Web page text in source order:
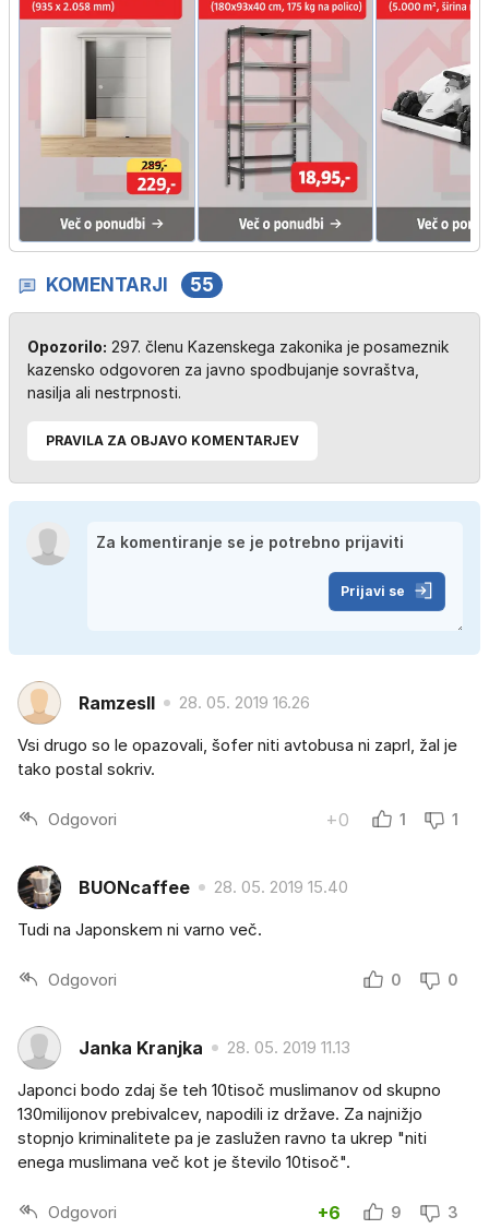
KOMENTARJI 55
Opozorilo: 297. členu Kazenskega zakonika je posameznik
kazensko odgovoren za javno spodbujanje sovraštva,
nasilja ali nestrpnosti.
PRAVILA ZA OBJAVO KOMENTARJEV
Prijavi se
RamzesII 28. 05. 2019 16.26
Vsi drugo so le opazovali, šofer niti avtobusa ni zaprl, žal je
tako postal sokriv.
Odgovori +0 1 1
BUONcaffee 28. 05. 2019 15.40
Tudi na Japonskem ni varno več.
Odgovori 0 0
Janka Kranjka 28. 05. 2019 11.13
Japonci bodo zdaj še teh 10tisoč muslimanov od skupno
130milijonov prebivalcev, napodili iz države. Za najnižjo
stopnjo kriminalitete pa je zaslužen ravno ta ukrep "niti
enega muslimana več kot je število 10tisoč".
Odgovori +6 9 3